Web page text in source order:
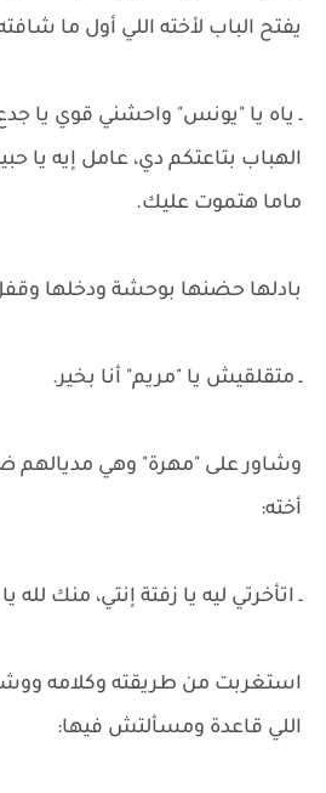
يفتح الباب لأخته اللي أول ما
ـ ياه يا "يونس" واحشني قوي يا
الهباب بتاعتكم دي، عامل إيه يا
ماما هتموت عليك.
بادلها حضنها بوحشة ودخلها
ـ متقلقيش يا "مريم" أنا بخير.
وشاور على "مهرة" وهي
أخته:
ـ اتأخرتي ليه يا زفتة إنتي، منك لله
استغربت من طريقته وكلامه
اللي قاعدة ومسألتش فيها: